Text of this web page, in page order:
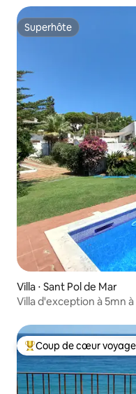
Superhôte
Superhôte
Villa ⋅ Sant Pol de Mar
Villa d'exception à 5mn
Coups de cœur
Coup de cœur